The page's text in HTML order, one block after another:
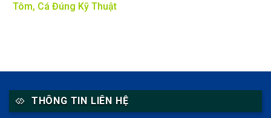
Tôm, Cá Đúng Kỹ Thuật
THÔNG TIN LIÊN HỆ